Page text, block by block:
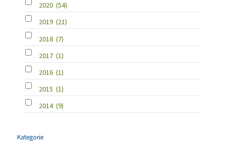
2020 (54)
2019 (21)
2018 (7)
2017 (1)
2016 (1)
2015 (1)
2014 (9)
Kategorie